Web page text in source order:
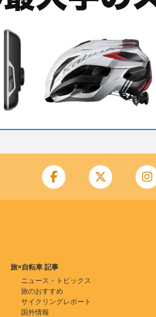
旅×自転車 記事
ニュース・トピックス
旅のおすすめ
サイクリングレポート
国外情報